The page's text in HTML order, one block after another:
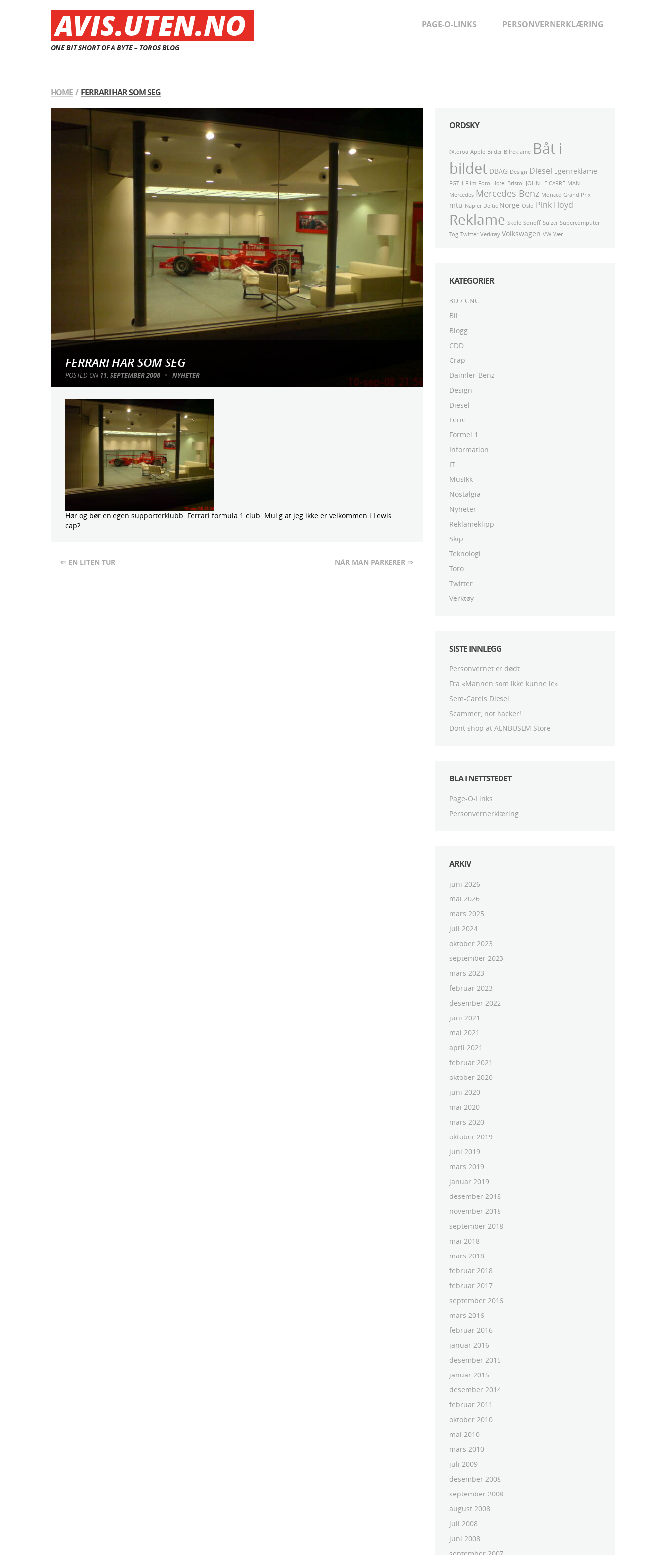
AVIS.UTEN.NO
ONE BIT SHORT OF A BYTE – TOROS BLOG
PAGE-O-LINKS PERSONVERNERKLÆRING
HOME / FERRARI HAR SOM SEG
FERRARI HAR SOM SEG
POSTED ON 11. SEPTEMBER 2008 NYHETER
Hør og bør en egen supporterklubb. Ferrari formula 1 club. Mulig at jeg ikke er velkommen i Lewis
cap?
⇐ EN LITEN TUR NÅR MAN PARKERER ⇒
ORDSKY
@toroa Apple Bilder Bilreklame Båt i
bildet DBAG Design Diesel Egenreklame
FGTH Film Foto Hotel Bristol JOHN LE CARRÉ MAN
Mercedes Mercedes Benz Monaco Grand Prix
mtu Napier Deltic Norge Oslo Pink Floyd
Reklame Skole Sonoff Sulzer Supercomputer
Tog Twitter Verktøy Volkswagen VW Vær
KATEGORIER
3D / CNC
Bil
Blogg
CDD
Crap
Daimler-Benz
Design
Diesel
Ferie
Formel 1
Information
IT
Musikk
Nostalgia
Nyheter
Reklameklipp
Skip
Teknologi
Toro
Twitter
Verktøy
SISTE INNLEGG
Personvernet er dødt.
Fra «Mannen som ikke kunne le»
Sem-Carels Diesel
Scammer, not hacker!
Dont shop at AENBUSLM Store
BLA I NETTSTEDET
Page-O-Links
Personvernerklæring
ARKIV
juni 2026
mai 2026
mars 2025
juli 2024
oktober 2023
september 2023
mars 2023
februar 2023
desember 2022
juni 2021
mai 2021
april 2021
februar 2021
oktober 2020
juni 2020
mai 2020
mars 2020
oktober 2019
juni 2019
mars 2019
januar 2019
desember 2018
november 2018
september 2018
mai 2018
mars 2018
februar 2018
februar 2017
september 2016
mars 2016
februar 2016
januar 2016
desember 2015
januar 2015
desember 2014
februar 2011
oktober 2010
mai 2010
mars 2010
juli 2009
desember 2008
september 2008
august 2008
juli 2008
juni 2008